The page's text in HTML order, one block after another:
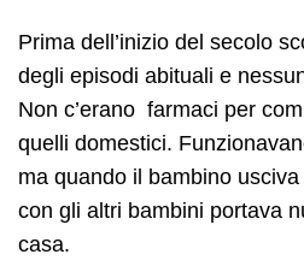
Prima dell’inizio del secolo
degli episodi abituali e
Non c’erano farmaci per
quelli domestici.
ma quando il bambino
con gli altri bambini portava
casa.